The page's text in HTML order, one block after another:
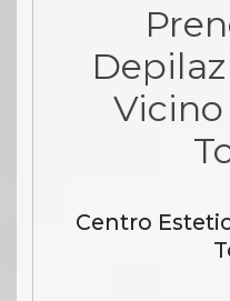
Vicino
Centro